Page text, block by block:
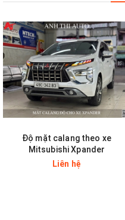
Email:
Like Pagetheo dõi
Liên Hệ Nhận Báo
Độ mặt calang theo xe
Mitsubishi Xpander
Liên hệ